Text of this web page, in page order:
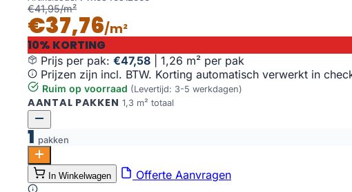
€41,95/m²
€37,76/m²
10% KORTING
Prijs per pak: €47,58
1,26 m² per pak
Prijzen zijn incl. BTW. Korting automatisch verwerkt in
Ruim op voorraad (Levertijd: 3-5 werkdagen)
AANTAL PAKKEN 1,3 m² totaal
1 pakken
Vario Visgraat Rigid Click 5405 Prestige Oak Smoked Light
Toevoegen aan winkelwagen
In Winkelwagen Offerte Aanvragen